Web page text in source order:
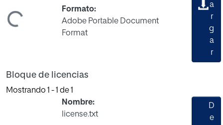
Formato:
Adobe Portable Document
Format
a
r
g
a
r
Bloque de licencias
Mostrando 1 - 1 de 1
Nombre:
license.txt
D
e